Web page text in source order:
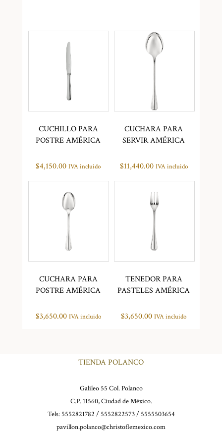
CUCHILLO PARA
POSTRE AMÉRICA
$4,150.00 IVA incluido
CUCHARA PARA
SERVIR AMÉRICA
$11,440.00 IVA incluido
CUCHARA PARA
POSTRE AMÉRICA
$3,650.00 IVA incluido
TENEDOR PARA
PASTELES AMÉRICA
$3,650.00 IVA incluido
TIENDA POLANCO
Galileo 55 Col. Polanco
C.P. 11560, Ciudad de México.
Tels: 5552821782 / 5552822573 / 5555503654
pavillon.polanco@christoflemexico.com